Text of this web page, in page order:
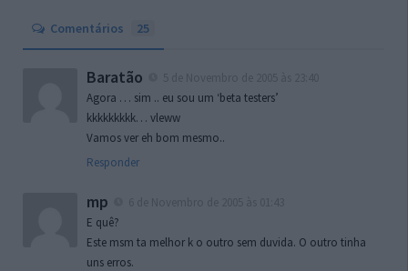
Comentários 25
Baratão
Agora … sim .. eu sou um ‘beta testers’
kkkkkkkkk… vleww
Vamos ver eh bom mesmo..
Responder
mp
E quê?
Este msm ta melhor k o outro sem duvida. O outro tinha
uns erros.